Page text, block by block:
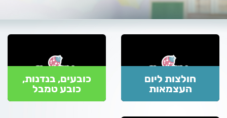
חולצות ליום
העצמאות
כובעים, בנדנות,
כובע טמבל